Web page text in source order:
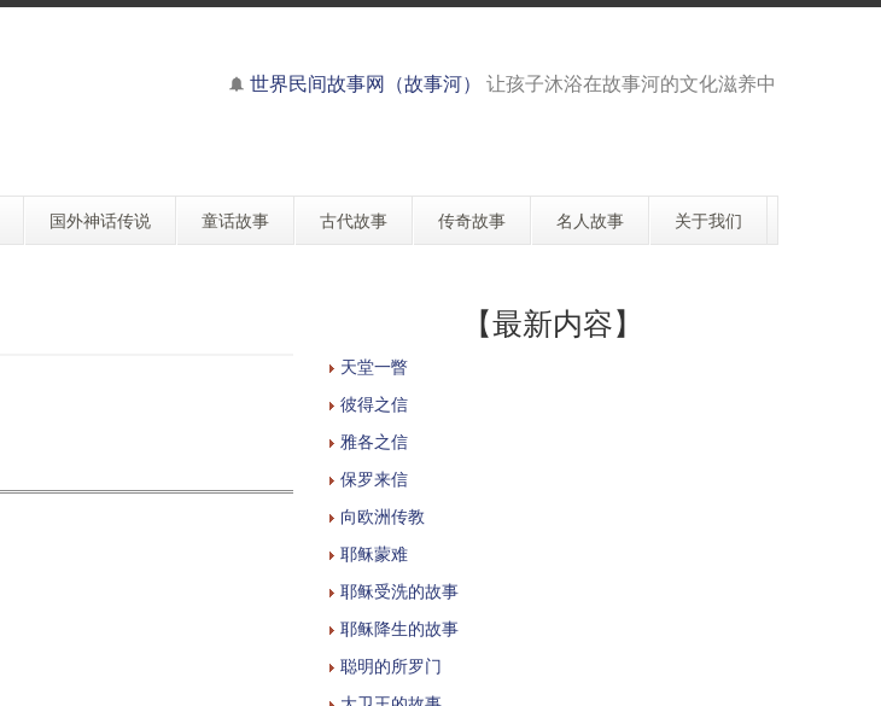
世界民间故事网（故事河） 让孩子沐浴在故事河的文化滋养中
国外神话传说 童话故事 古代故事 传奇故事 名人故事 关于我们
【最新内容】
天堂一瞥
彼得之信
雅各之信
保罗来信
向欧洲传教
耶稣蒙难
耶稣受洗的故事
耶稣降生的故事
聪明的所罗门